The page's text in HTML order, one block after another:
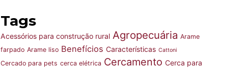
Tags
Acessórios para construção rural Agropecuária Arame
farpado Arame liso Benefícios Características Cattoni
Cercado para pets cerca elétrica Cercamento Cerca para